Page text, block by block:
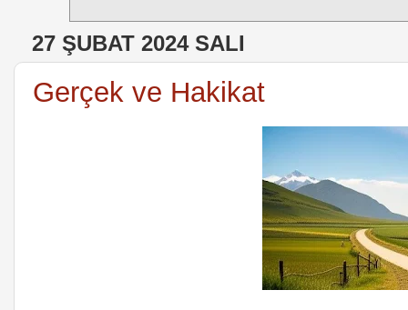
27 ŞUBAT 2024 SALI
Gerçek ve Hakikat